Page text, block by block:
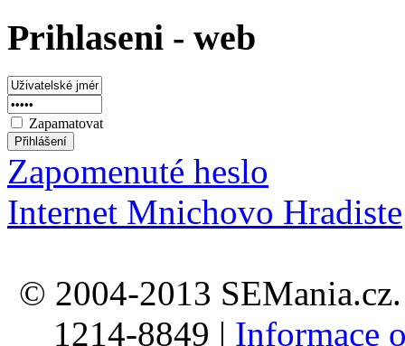
Prihlaseni - web
Zapamatovat
Zapomenuté heslo
Internet Mnichovo Hradiste
© 2004-2013
1214-8849 | Informace